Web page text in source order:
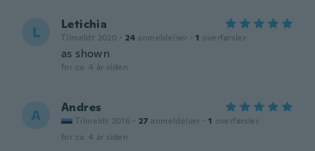
L Letichia
Tilmeldt 2020 · 24 anmeldelser · 1 overførsler
as shown
for ca. 4 år siden
A Andres
Tilmeldt 2016 · 27 anmeldelser · 1 overførsler
for ca. 4 år siden